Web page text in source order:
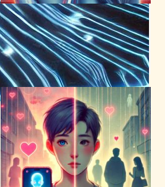
AIガールフレンドの台頭: 孤
独の救世主か社会問題の温床
か？
チャットボットニュース
2024年1月13日23:10